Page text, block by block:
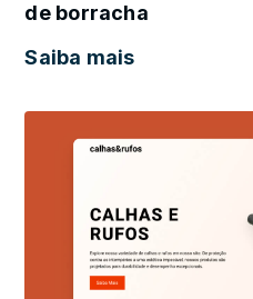
de borracha
Saiba mais